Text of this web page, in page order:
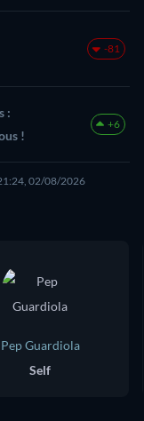
-81
:
!
+6
02/08/2026
Pep Guardiola
Self